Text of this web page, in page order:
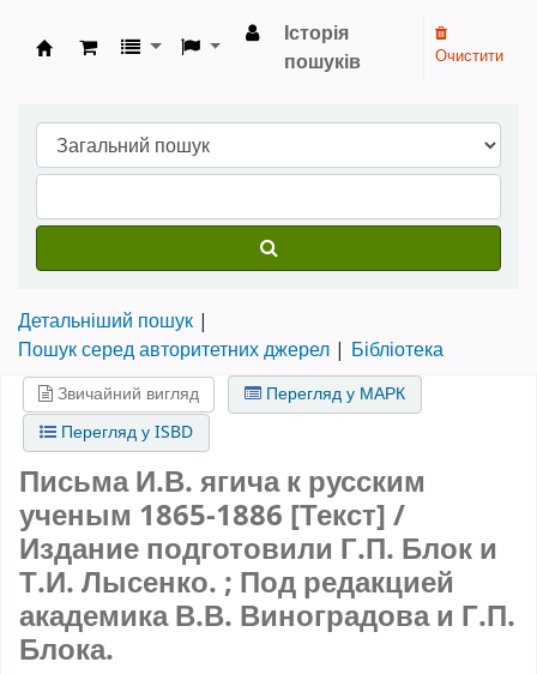
Бібліотека НТШ › Електронний каталог
Історія
пошуків
Очистити
Детальніший пошук
Пошук серед авторитетних джерел
Бібліотека
Звичайний вигляд
Перегляд у МАРК
Перегляд у ISBD
Письма И.В. ягича к русским
ученым 1865-1886 [Текст] /
Издание подготовили Г.П. Блок и
Т.И. Лысенко. ; Под редакцией
академика В.В. Виноградова и Г.П.
Блока.